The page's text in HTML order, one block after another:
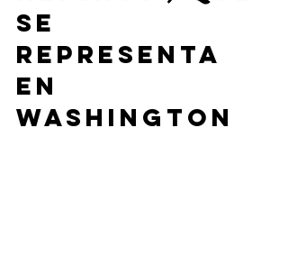
se
representa
en
Washington